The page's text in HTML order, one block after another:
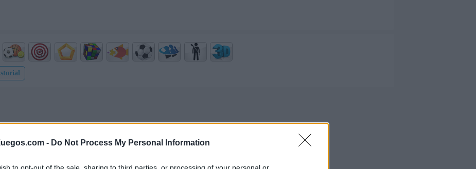
- Do Not Process My Personal Information
to opt-out of the sale, sharing to third parties, or processing of your personal or